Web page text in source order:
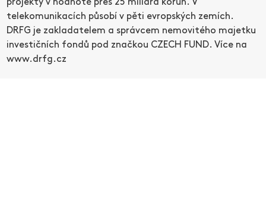
projekty v hodnotě přes 25 miliard korun. V
telekomunikacích působí v pěti evropských zemích.
DRFG je zakladatelem a správcem nemovitého majetku
investičních fondů pod značkou CZECH FUND. Více na
www.drfg.cz